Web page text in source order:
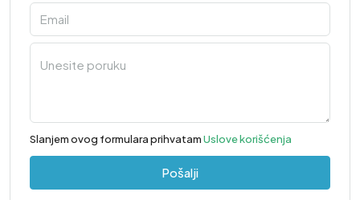
Slanjem ovog formulara prihvatamUslove korišćenja
Pošalji